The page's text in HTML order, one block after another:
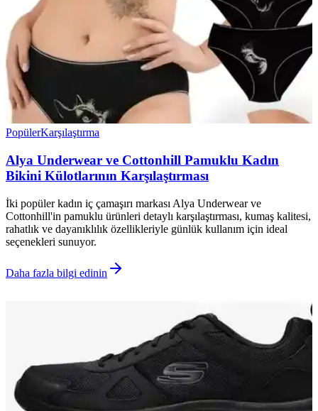
PopülerKarşılaştırma
Alya Underwear ve Cottonhill Pamuklu Kadın
Bikini Külotlarının Karşılaştırması
İki popüler kadın iç çamaşırı markası Alya Underwear ve
Cottonhill'in pamuklu ürünleri detaylı karşılaştırması, kumaş kalitesi,
rahatlık ve dayanıklılık özellikleriyle günlük kullanım için ideal
seçenekleri sunuyor.
Daha fazla bilgi edinin